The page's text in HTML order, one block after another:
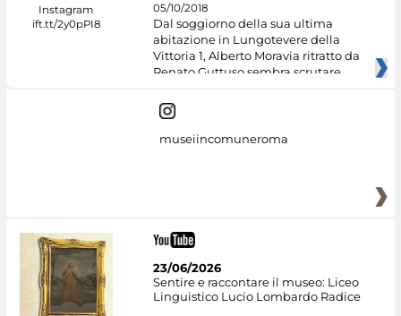
05/10/2018
Dal soggiorno della sua ultima
abitazione in Lungotevere della
Vittoria 1, Alberto Moravia ritratto da
Renato Guttuso sembra scrutare
museiincomuneroma
23/06/2026
Sentire e raccontare il museo: Liceo
Linguistico Lucio Lombardo Radice